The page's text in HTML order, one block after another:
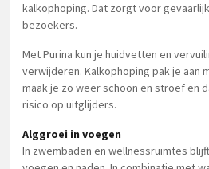
kalkophoping. Dat zorgt voor
bezoekers.
Met Purina kun je huidvetten en
verwijderen. Kalkophoping pak je aan
maak je zo weer schoon en stroef en
risico op uitglijders.
Alggroei in voegen
In zwembaden en wellnessruimtes